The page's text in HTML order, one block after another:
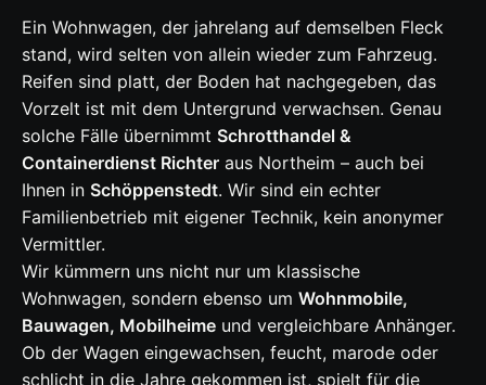
Ein Wohnwagen, der jahrelang auf demselben Fleck
stand, wird selten von allein wieder zum Fahrzeug.
Reifen sind platt, der Boden hat nachgegeben, das
Vorzelt ist mit dem Untergrund verwachsen. Genau
solche Fälle übernimmt Schrotthandel &
Containerdienst Richter aus Northeim – auch bei
Ihnen in Schöppenstedt. Wir sind ein echter
Familienbetrieb mit eigener Technik, kein anonymer
Vermittler.
Wir kümmern uns nicht nur um klassische
Wohnwagen, sondern ebenso um Wohnmobile,
Bauwagen, Mobilheime und vergleichbare Anhänger.
Ob der Wagen eingewachsen, feucht, marode oder
schlicht in die Jahre gekommen ist, spielt für die